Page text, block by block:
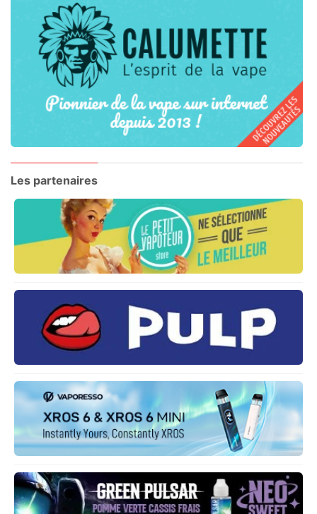
Les partenaires